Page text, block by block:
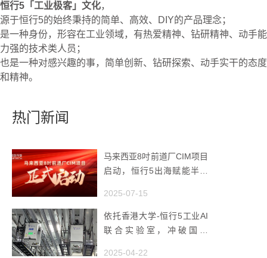
恒行5「工业极客」文化，
源于恒行5的始终秉持的简单、高效、
DIY的产品理念；
是一种身份，形容在工业领域，有热爱精神、钻研精神、动手能
力强的技术类人员；
也是一种对感兴趣的事，简单创新、钻研探索、动手实干的态度
和精神。
热门新闻
马来西亚8吋前道厂CIM项目
启动，恒行5出海赋能半导
2025-07-15
依托香港大学-恒行5工业AI
联合实验室，冲破国产
2025-04-22